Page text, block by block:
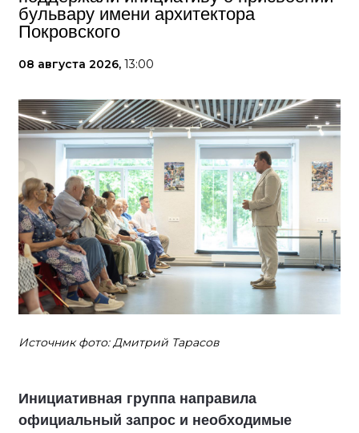
бульвару имени архитектора
Покровского
08 августа 2026, 13:00
Источник фото: Дмитрий Тарасов
Инициативная группа направила
официальный запрос и необходимые